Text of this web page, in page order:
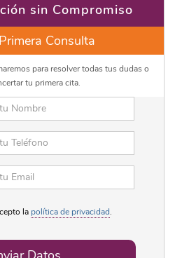
sin Compromiso
Consulta
para resolver todas tus dudas o
tu primera cita.
la política de privacidad.